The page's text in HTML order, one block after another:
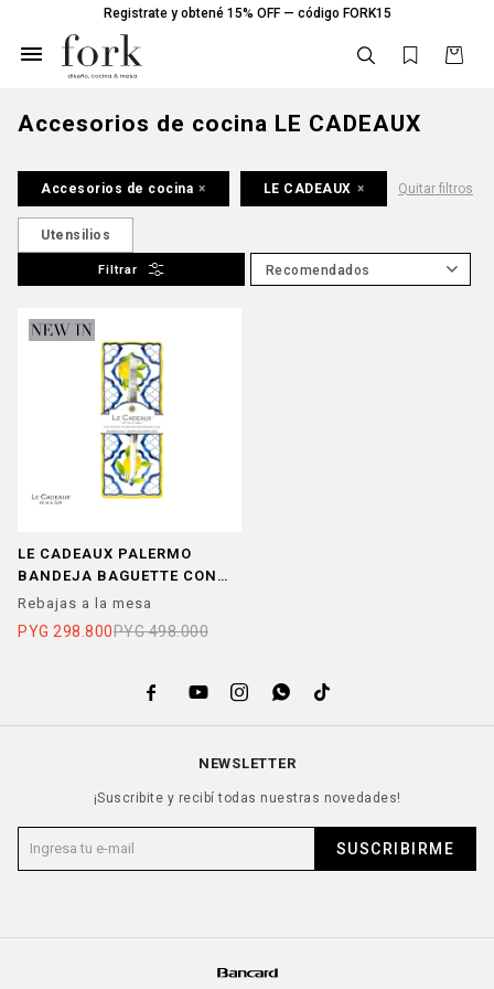
Registrate y obtené 15% OFF — código FORK15

Accesorios de cocina LE CADEAUX
Accesorios de cocina LE CADEAUX Quitar filtros
Utensilios
Recomendados
LE CADEAUX PALERMO
BANDEJA BAGUETTE CON
CUCHILLO
Rebajas a la mesa
PYG 298.800PYG 498.000
    
NEWSLETTER
¡Suscribite y recibí todas nuestras novedades!
SUSCRIBIRME